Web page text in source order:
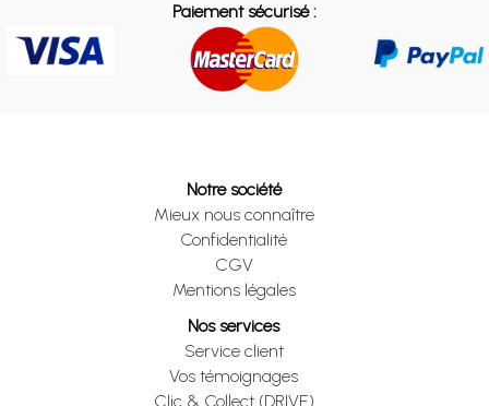
Paiement sécurisé :
Notre société
Mieux nous connaître
Confidentialité
CGV
Mentions légales
Nos services
Service client
Vos témoignages
Clic & Collect (DRIVE)